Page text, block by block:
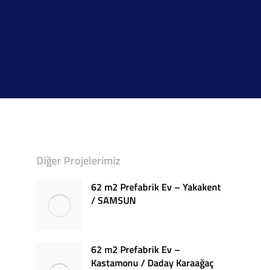
Diğer Projelerimiz
62 m2 Prefabrik Ev – Yakakent
/ SAMSUN
62 m2 Prefabrik Ev –
Kastamonu / Daday Karaağaç